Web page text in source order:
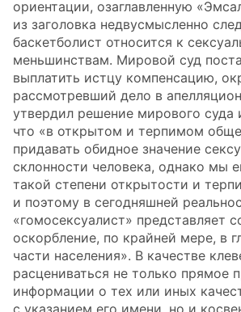
ориентации, озаглавленную
из заголовка недвусмысленно
баскетболист относится к
меньшинствам. Мировой суд
выплатить истцу компенсацию,
рассмотревший дело в
утвердил решение мирового суда
что «в открытом и терпимом
придавать обидное значение
склонности человека, однако мы
такой степени открытости и
и поэтому в сегодняшней
«гомосексуалист» представляет
оскорбление, по крайней мере, в
части населения». В качестве
расцениваться не только прямое
информации о тех или иных
с указанием его имени, но и